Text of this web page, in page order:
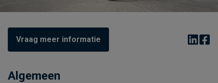
Vraag meer informatie
Algemeen